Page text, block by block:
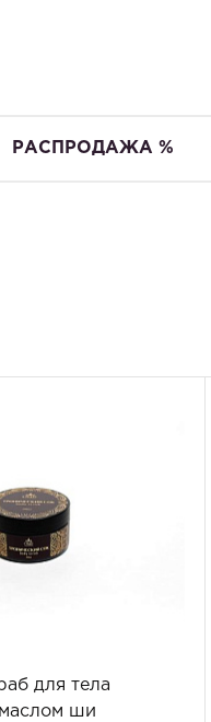
РАСПРОДАЖА %
для тела
ши